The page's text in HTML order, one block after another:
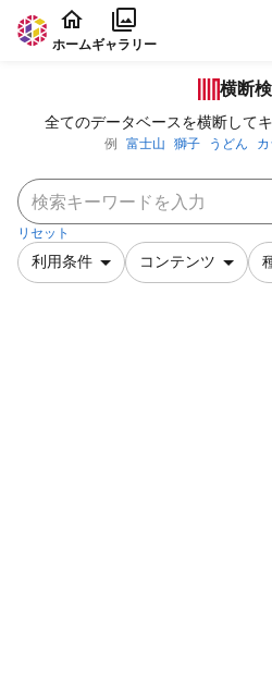
本文に飛ぶ
ホームギャラリー
横断
全てのデータベースを横断して
例 富士山 獅子 うどん
リセット
利用条件 コンテンツ